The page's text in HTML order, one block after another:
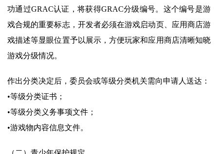
功通过GRAC认证，将获得GRAC分级编号。这个编号是游
戏合规的重要标志，开发者必须在游戏启动页、应用商店游
戏描述等显眼位置予以展示，方便玩家和应用商店清晰知晓
游戏分级情况。
作出分类决定后，委员会或等级分类机关需向申请人送达：
•等级分类证书；
•等级分类义务事项文件；
•游戏物内容信息文件。